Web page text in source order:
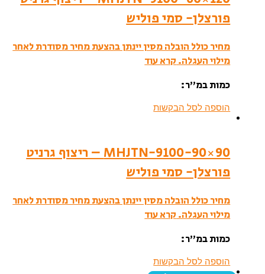
פורצלן- סמי פוליש
מחיר כולל הובלה מסין יינתן בהצעת מחיר מסודרת לאחר
מילוי העגלה. קרא עוד
כמות במ”ר:
הוספה לסל הבקשות
MHJTN-9100-90×90 – ריצוף גרניט
פורצלן- סמי פוליש
מחיר כולל הובלה מסין יינתן בהצעת מחיר מסודרת לאחר
מילוי העגלה.קרא עוד
כמות במ”ר:
הוספה לסל הבקשות